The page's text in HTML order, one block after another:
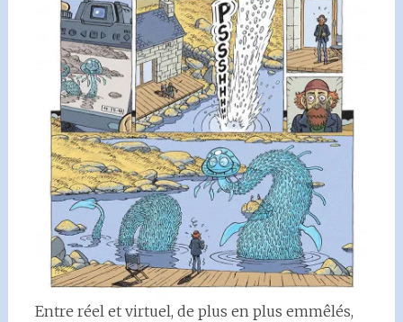
Entre réel et virtuel, de plus en plus emmêlés,